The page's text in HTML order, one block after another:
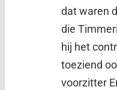
dat waren
die
hij het
toeziend
voorzitter